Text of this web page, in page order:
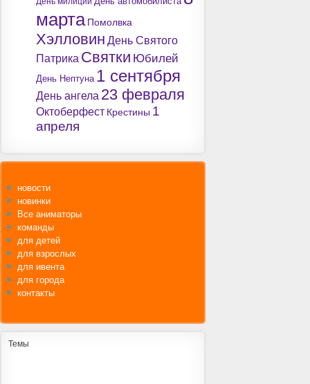
марта Помолвка
Хэлловин День Святого
Патрика Святки Юбилей
День Нептуна 1 сентября
День ангела 23 февраля
Октоберфест Крестины 1
апреля
новости
новинки
Все аниматоры
команды
для детей
для взрослых
для ивента
для города
контакты
Темы